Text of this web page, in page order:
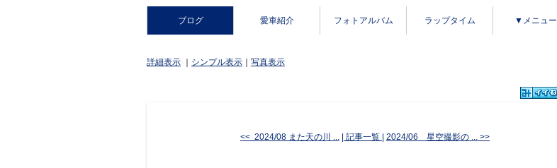
ブログ 愛車紹介 フォトアルバム ラップタイム ▼メニュー
詳細表示 シンプル表示 写真表示
<< 2024/08 また天の川 ... | 記事一覧 | 2024/06 星空撮影の ... >>